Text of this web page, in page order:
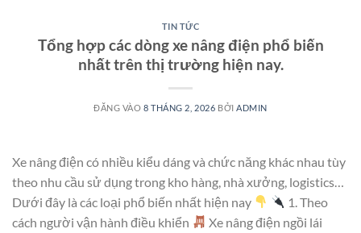
TIN TỨC
Tổng hợp các dòng xe nâng điện phổ biến
nhất trên thị trường hiện nay.
ĐĂNG VÀO 8 THÁNG 2, 2026 BỞI ADMIN
Xe nâng điện có nhiều kiểu dáng và chức năng khác nhau tùy
theo nhu cầu sử dụng trong kho hàng, nhà xưởng, logistics…
Dưới đây là các loại phổ biến nhất hiện nay
1. Theo
cách người vận hành điều khiển
Xe nâng điện ngồi lái